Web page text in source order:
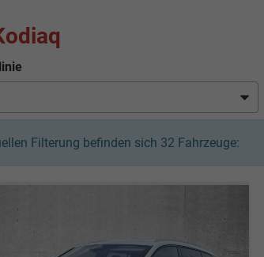
Filterung befinden sich 32 Fahrzeuge: